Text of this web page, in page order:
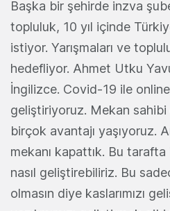
Başka bir şehirde inzva
topluluk, 10 yıl içinde
istiyor. Yarışmaları ve
hedefliyor. Ahmet Utku
İngilizce. Covid-19 ile online
geliştiriyoruz. Mekan sahibi
birçok avantajı yaşıyoruz.
mekanı kapattık. Bu tarafta
nasıl geliştirebiliriz. Bu
olmasın diye kaslarımızı